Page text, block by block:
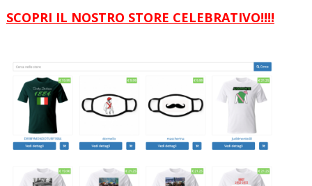
SCOPRI IL NOSTRO STORE CELEBRATIVO!!!!